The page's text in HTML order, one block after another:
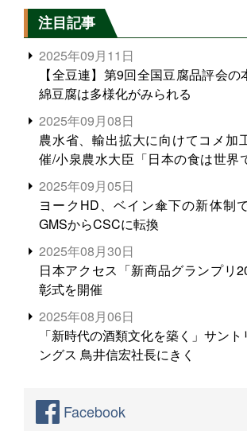
注目記事
2025年09月11日
【全豆連】第9回全国豆腐品評会
綿豆腐は多様化がみられる
2025年09月08日
農水省、輸出拡大に向けてコメ加
催/小泉農水大臣「日本の食は世界
る。米増産に向けて、米輸出需要の
2025年09月05日
ヨークHD、ベイン傘下の新体制
GMSからCSCに転換
2025年08月30日
日本アクセス「新商品グランプリ
彰式を開催
2025年08月06日
「新時代の酒類文化を築く」サン
ングス 鳥井信宏社長にきく
Facebook